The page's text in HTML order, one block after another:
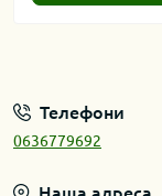
Телефони
0636779692